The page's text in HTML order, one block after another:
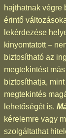
hajthatnak végre
érintő
lekérdezése
kinyomtatott –
biztosítható az
megtekintést
biztosíthatja,
megtekintés
lehetőségét is.
kérelemre vagy
szolgáltathat